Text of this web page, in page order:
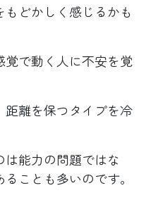
どかしく感じるかも
で動く人に不安を覚
離を保つタイプを冷
は能力の問題ではな
ことも多いのです。